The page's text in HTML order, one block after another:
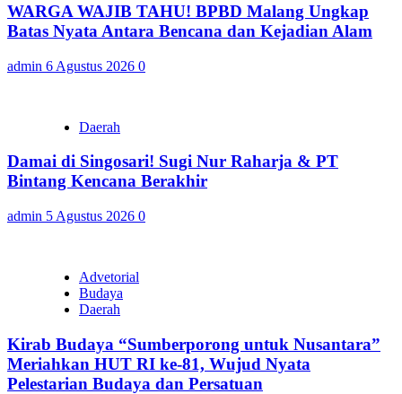
WARGA WAJIB TAHU! BPBD Malang Ungkap
Batas Nyata Antara Bencana dan Kejadian Alam
admin 6 Agustus 2026 0
Daerah
Damai di Singosari! Sugi Nur Raharja & PT
Bintang Kencana Berakhir
admin 5 Agustus 2026 0
Advetorial
Budaya
Daerah
Kirab Budaya “Sumberporong untuk Nusantara”
Meriahkan HUT RI ke-81, Wujud Nyata
Pelestarian Budaya dan Persatuan